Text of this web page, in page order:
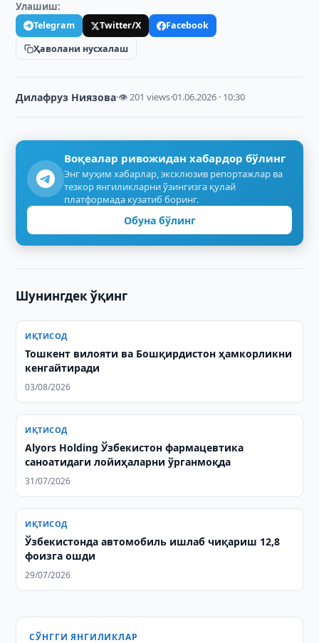
Улашиш:
Telegram Twitter/X
Facebook
Ҳаволани нусхалаш
Дилафруз Ниязова·👁 201 views·01.06.2026 · 10:30
Воқеалар ривожидан хабардор бўлинг
Энг муҳим хабарлар, эксклюзив репортажлар ва
тезкор янгиликларни ўзингизга қулай
платформада кузатиб боринг.
Обуна бўлинг
Шунингдек ўқинг
ИҚТИСОД
Тошкент вилояти ва Бошқирдистон ҳамкорликни
кенгайтиради
03/08/2026
ИҚТИСОД
Alyors Holding Ўзбекистон фармацевтика
саноатидаги лойиҳаларни ўрганмоқда
31/07/2026
ИҚТИСОД
Ўзбекистонда автомобиль ишлаб чиқариш 12,8
фоизга ошди
29/07/2026
СЎНГГИ ЯНГИЛИКЛАР